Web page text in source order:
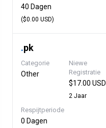
40 Dagen
($0.00 USD)
.pk
Categorie
Other
Niewe
Registratie
$17.00 USD
2 Jaar
Respijtperiode
0 Dagen